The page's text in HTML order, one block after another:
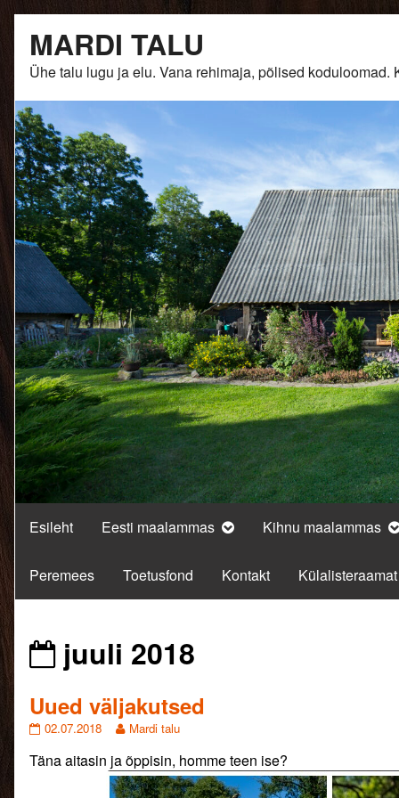
content
MARDI TALU
Ühe talu lugu ja elu. Vana rehimaja, põlised
Esileht Eesti maalammas Kihnu maalammas
Peremees Toetusfond Kontakt Külalisteraamat
Posts
from
juuli 2018
Uued väljakutsed
Uued
published
02.07.2018
Read
posts
by
the
Mardi talu
Täna aitasin ja õppisin, homme teen ise?